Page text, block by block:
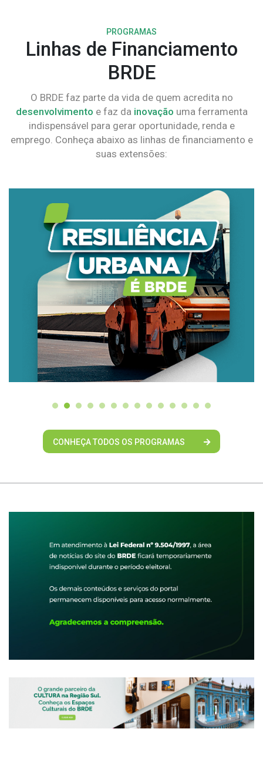
PROGRAMAS
Linhas de Financiamento
BRDE
O BRDE faz parte da vida de quem acredita no
desenvolvimento e faz da inovação uma ferramenta
indispensável para gerar oportunidade, renda e
emprego. Conheça abaixo as linhas de financiamento e
suas extensões:
CONHEÇA TODOS OS PROGRAMAS